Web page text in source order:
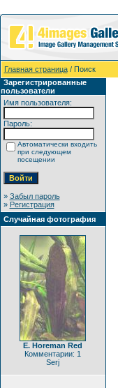
Главная страница/ Поиск
Зарегистрированные
пользователи
Имя пользователя:
Пароль:
Автоматически входить
при следующем
посещении
» Забыл пароль
» Регистрация
Случайная фотография
E. Horeman Red
Комментарии: 1
Serj